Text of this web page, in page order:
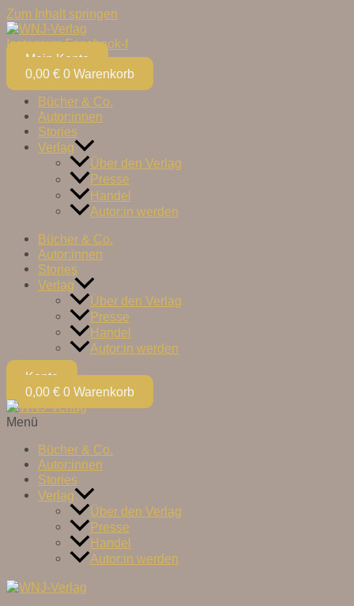
Zum Inhalt springen
Instagram Facebook-f
Mein Konto
0,00 € 0 Warenkorb
Bücher & Co.
Autor:innen
Stories
Verlag
Über den Verlag
Presse
Handel
Autor:in werden
Bücher & Co.
Autor:innen
Stories
Verlag
Über den Verlag
Presse
Handel
Autor:in werden
Konto
0,00 € 0 Warenkorb
Menü
Bücher & Co.
Autor:innen
Stories
Verlag
Über den Verlag
Presse
Handel
Autor:in werden